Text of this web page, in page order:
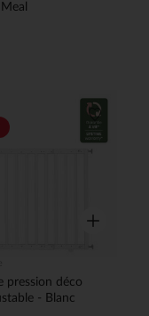
Liste de
Aperçu
pression déco
- Blanc